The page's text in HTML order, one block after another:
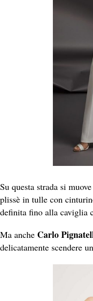
Su questa strada si
plissè in tulle con
definita fino alla caviglia
Ma anche Carlo
delicatamente scendere